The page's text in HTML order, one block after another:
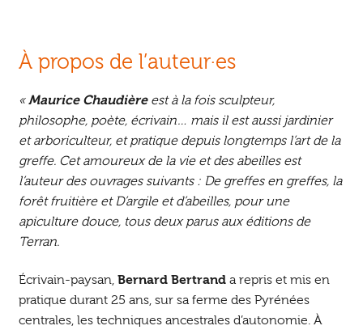
À propos de l’auteur·es
«Maurice Chaudièreest à la fois sculpteur,
philosophe, poète, écrivain… mais il est aussi jardinier
et arboriculteur, et pratique depuis longtemps l’art de la
greffe. Cet amoureux de la vie et des abeilles est
l’auteur des ouvrages suivants : De greffes en greffes, la
forêt fruitièreet D’argile et d’abeilles, pour une
apiculture douce, tous deux parus aux éditions de
Terran.
Écrivain-paysan, Bernard Bertranda repris et mis en
pratique durant 25 ans, sur sa ferme des Pyrénées
centrales, les techniques ancestrales d’autonomie. À